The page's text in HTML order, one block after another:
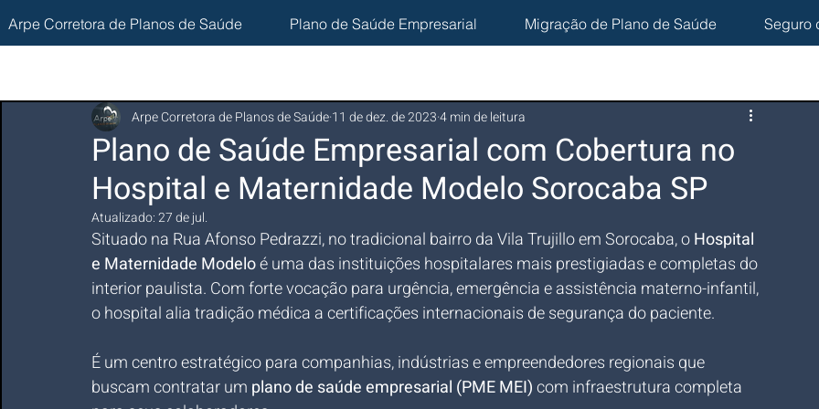
Arpe Corretora de Planos de Saúde Plano de Saúde Empresarial Migração de Plano de Saúde Seguro
Plano de Saúde Empresarial com Cobertura no
Hospital e Maternidade Modelo Sorocaba SP
Arpe Corretora de Planos de Saúde11 de dez. de 20234 min de leitura
Atualizado:27 de jul.
Situado na Rua Afonso Pedrazzi, no tradicional bairro da Vila Trujillo em Sorocaba, o Hospital
e Maternidade Modelo é uma das instituições hospitalares mais prestigiadas e completas do
interior paulista. Com forte vocação para urgência, emergência e assistência materno-infantil,
o hospital alia tradição médica a certificações internacionais de segurança do paciente.
É um centro estratégico para companhias, indústrias e empreendedores regionais que
buscam contratar um plano de saúde empresarial (PME MEI) com infraestrutura completa